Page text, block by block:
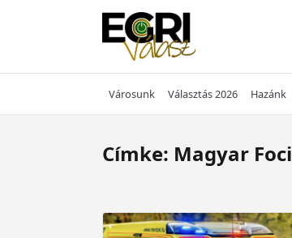
Városunk Választás 2026 Hazánk
Címke: Magyar Foci